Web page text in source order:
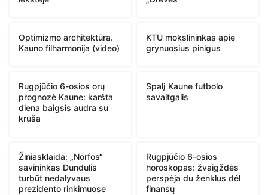
Optimizmo architektūra.
Kauno filharmonija (video)
KTU mokslininkas apie
grynuosius pinigus
Rugpjūčio 6-osios orų
prognozė Kaune: karšta
diena baigsis audra su
kruša
Spalį Kaune futbolo
savaitgalis
Žiniasklaida: „Norfos“
savininkas Dundulis
turbūt nedalyvaus
prezidento rinkimuose
Rugpjūčio 6-osios
horoskopas: žvaigždės
perspėja du ženklus dėl
finansų